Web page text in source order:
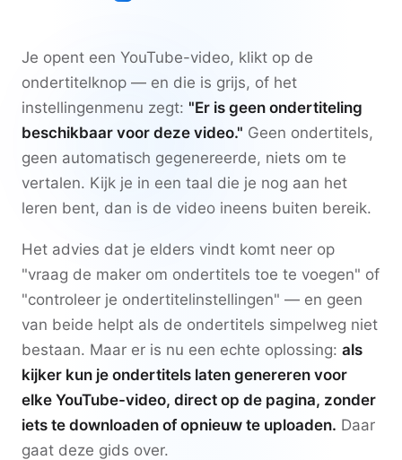
Je opent een YouTube-video, klikt op de
ondertitelknop — en die is grijs, of het
instellingenmenu zegt: "Er is geen ondertiteling
beschikbaar voor deze video." Geen ondertitels,
geen automatisch gegenereerde, niets om te
vertalen. Kijk je in een taal die je nog aan het
leren bent, dan is de video ineens buiten bereik.
Het advies dat je elders vindt komt neer op
"vraag de maker om ondertitels toe te voegen" of
"controleer je ondertitelinstellingen" — en geen
van beide helpt als de ondertitels simpelweg niet
bestaan. Maar er is nu een echte oplossing: als
kijker kun je ondertitels laten genereren voor
elke YouTube-video, direct op de pagina, zonder
iets te downloaden of opnieuw te uploaden. Daar
gaat deze gids over.